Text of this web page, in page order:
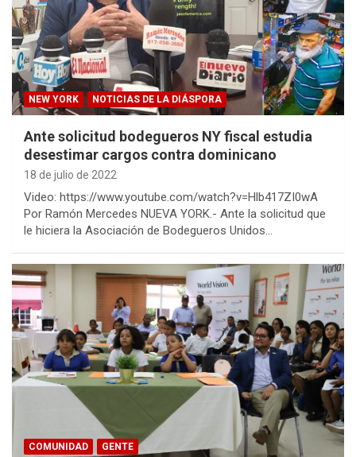
NEW YORK NOTICIAS DE LA DIÁSPORA
Ante solicitud bodegueros NY fiscal estudia
desestimar cargos contra dominicano
18 de julio de 2022
Video: https://www.youtube.com/watch?v=Hlb417ZI0wA
Por Ramón Mercedes NUEVA YORK.- Ante la solicitud que
le hiciera la Asociación de Bodegueros Unidos…
COMUNIDAD GENTE